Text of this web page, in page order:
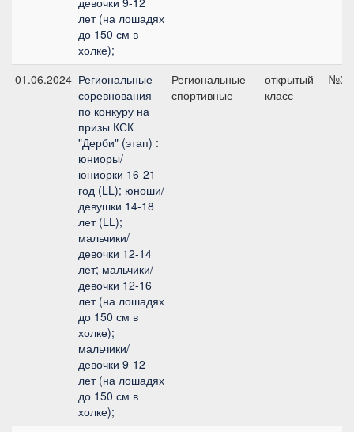
лет (на лошадях
до 150 см в
холке);
01.06.2024 Региональные
соревнования
по конкуру на
призы КСК
"Дерби" (этап) :
юниоры/
юниорки 16-21
год (LL); юноши/
девушки 14-18
лет (LL);
мальчики/
девочки 12-14
лет; мальчики/
девочки 12-16
лет (на лошадях
до 150 см в
холке);
мальчики/
девочки 9-12
лет (на лошадях
до 150 см в
холке);
Региональные
спортивные
открытый
класс